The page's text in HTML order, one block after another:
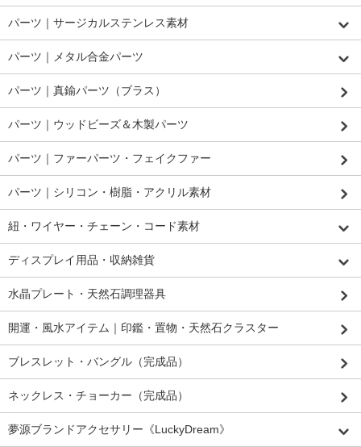
パーツ｜サージカルステンレス素材
パーツ｜メタル合金パーツ
パーツ｜真鍮パーツ（ブラス）
パーツ｜ウッドビーズ＆木製パーツ
パーツ｜ファーパーツ・フェイクファー
パーツ｜シリコン・樹脂・アクリル素材
紐・ワイヤー・チェーン・コード素材
ディスプレイ用品・収納雑貨
水晶プレート・天然石調理器具
開運・風水アイテム｜印鑑・置物・天然石クラスター
ブレスレット・バングル（完成品）
ネックレス・チョーカー（完成品）
夢源ブランドアクセサリー《LuckyDream》